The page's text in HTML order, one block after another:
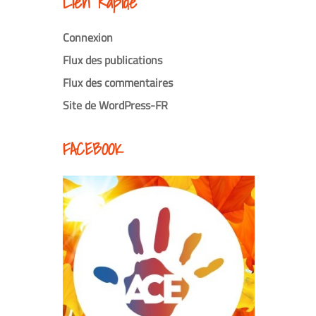
Connexion
Flux des publications
Flux des commentaires
Site de WordPress-FR
FACEBOOK